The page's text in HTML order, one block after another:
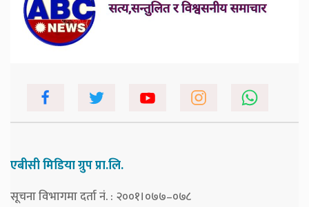
एबीसी मिडिया ग्रुप प्रा.लि.
सूचना विभागमा दर्ता नं. : २००१।०७७–०७८